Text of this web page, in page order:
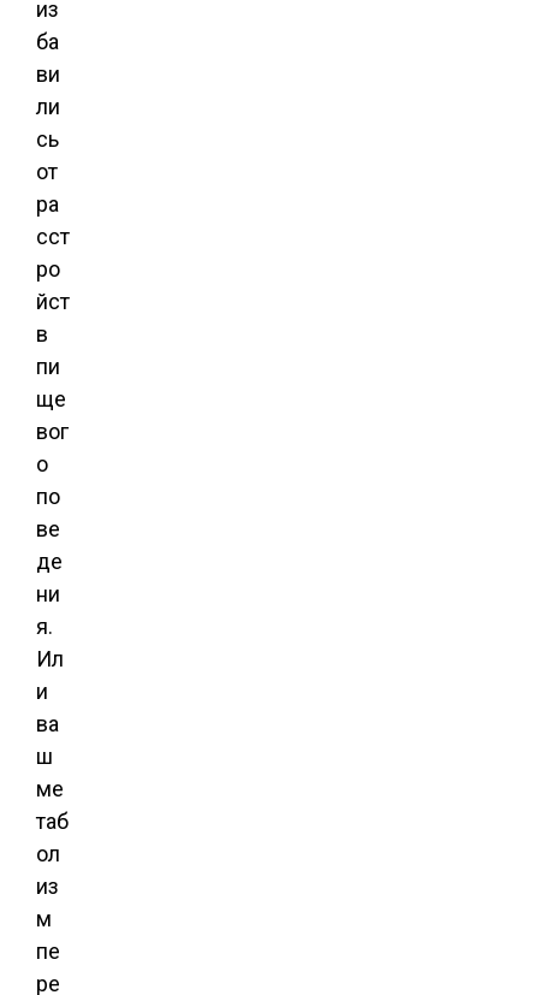
из
ба
ви
ли
сь
от
ра
сст
ро
йст
в
пи
ще
вог
о
по
ве
де
ни
я.
Ил
и
ва
ш
ме
таб
ол
из
м
пе
ре